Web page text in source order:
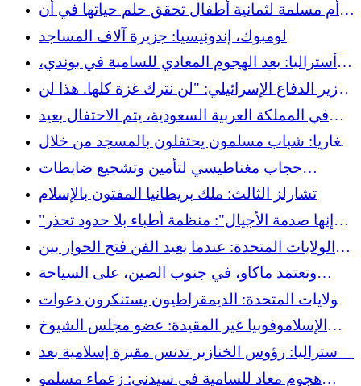
أم مسلمة لثمانية أطفال تحقق حلم حياتها في أن
تصبح محامية
لومبوك، إندونيسيا: جزيرة آلاف المساجد
أستراليا: بعد الهجوم المعادي للسامية في بوندي،
تتزايد الأعمال المعادية للإسلام لكن المسلمين
يفضلون التضامن على خطاب الضحية
وزير الدفاع الإسرائيلي: "لن نترك غزة كلها. هذا لن
يحدث".
في المملكة العربية السعودية، يتم الاحتفال بعيد
الميلاد بشكل سري في ظل تسامح خاضع للرقابة
بلغاريا: شباب مسلمون يحتفلون بالمسجد من خلال
الفن
حجاب مغناطيسي لتأمين وتشجيع ضابطات
الشرطة المسلمات في المملكة المتحدة
تشارلز الثالث: ملك بريطانيا المفتون بالإسلام
"إنها صدمة الأجيال": منظمة أطباء بلا حدود تحذر
من الانهيار النفسي في الضفة الغربية
الولايات المتحدة: عندما يعيد الفن فتح الحوار بين
اليهود والمسلمين
وتعتمد ماكاو، في جنوب الصين، على السياحة
الإسلامية
الولايات المتحدة: الديمقراطيون يستنكرون دعوات
الجمهوريين لحظر المسلمين
الإسلاموفوبيا غير المقيدة: عضو مجلس الشيوخ
الأمريكي يدعو إلى طرد المسلمين ويسبب ضجة
كبيرة
أستراليا: رؤوس الخنازير تدنس مقبرة إسلامية بعد
الهجوم المعادي للسامية في بوندي
هجوم معاد للسامية في سيدني: زعماء مسلمو